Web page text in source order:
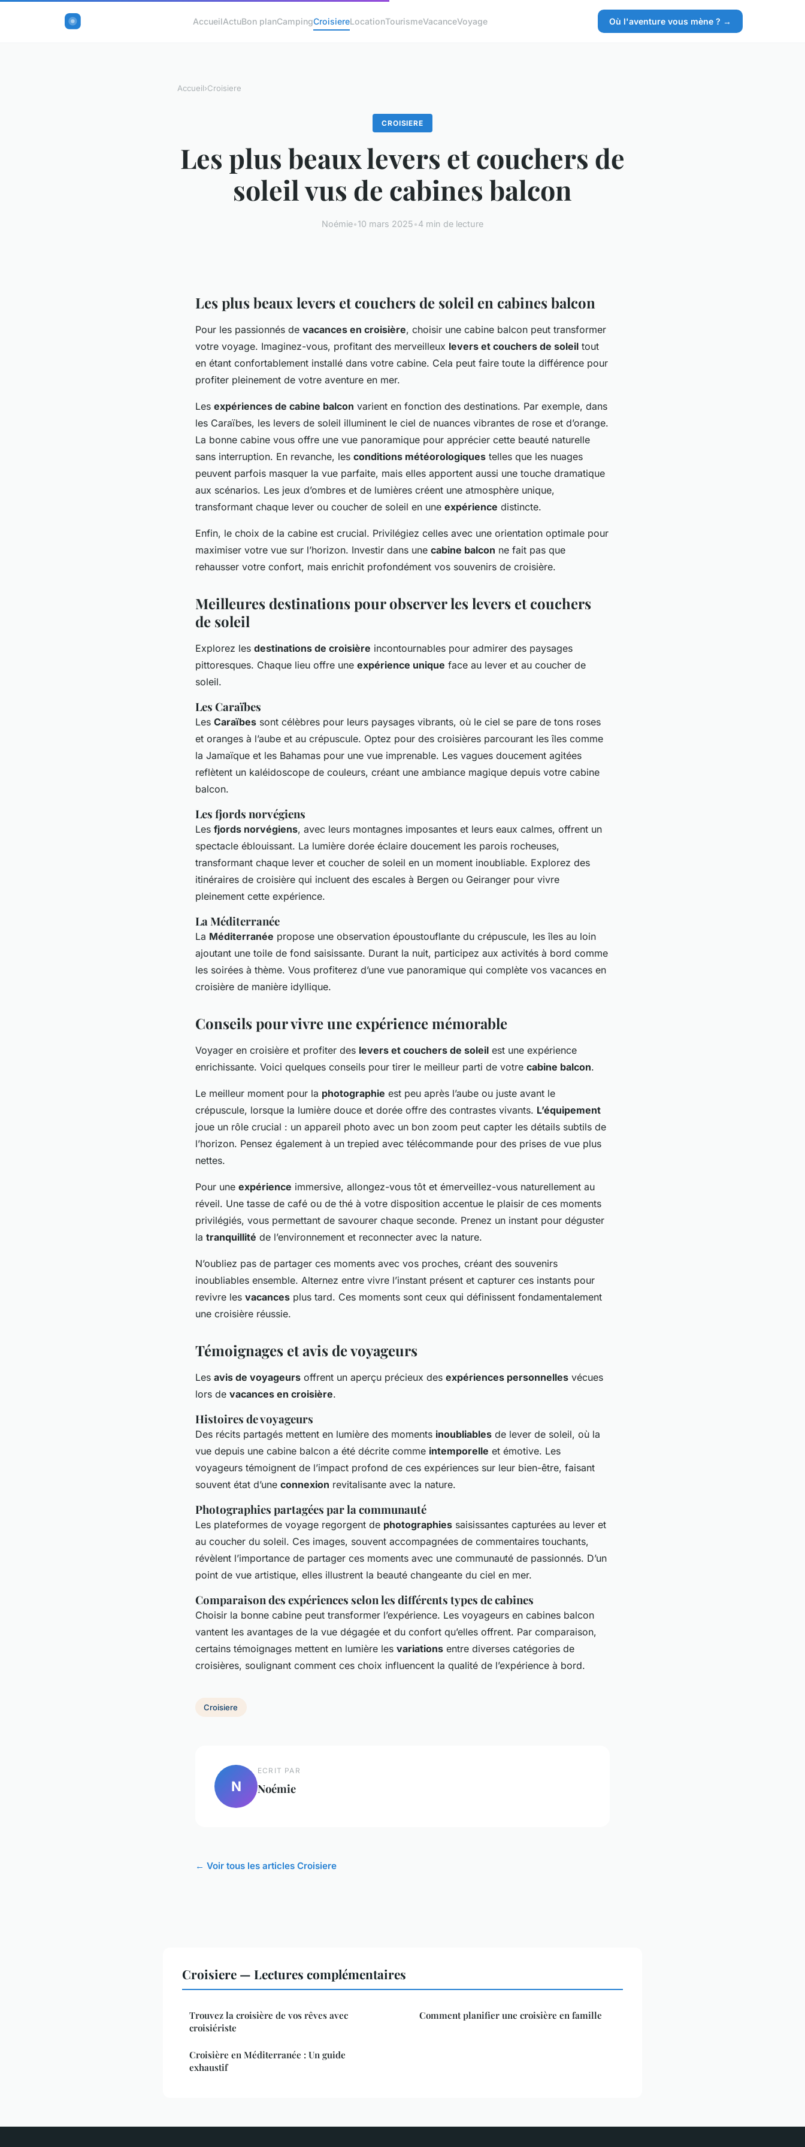
AccueilActuBon planCampingCroisiereLocationTourismeVacanceVoyage Où l'aventure vous mène ? →
Accueil›Croisiere
CROISIERE
Les plus beaux levers et couchers de
soleil vus de cabines balcon
Noémie•10 mars 2025•4 min de lecture
Les plus beaux levers et couchers de soleil en cabines balcon
Pour les passionnés de vacances en croisière, choisir une cabine balcon peut transformer
votre voyage. Imaginez-vous, profitant des merveilleux levers et couchers de soleil tout
en étant confortablement installé dans votre cabine. Cela peut faire toute la différence pour
profiter pleinement de votre aventure en mer.
Les expériences de cabine balcon varient en fonction des destinations. Par exemple, dans
les Caraïbes, les levers de soleil illuminent le ciel de nuances vibrantes de rose et d’orange.
La bonne cabine vous offre une vue panoramique pour apprécier cette beauté naturelle
sans interruption. En revanche, les conditions météorologiques telles que les nuages
peuvent parfois masquer la vue parfaite, mais elles apportent aussi une touche dramatique
aux scénarios. Les jeux d’ombres et de lumières créent une atmosphère unique,
transformant chaque lever ou coucher de soleil en une expérience distincte.
Enfin, le choix de la cabine est crucial. Privilégiez celles avec une orientation optimale pour
maximiser votre vue sur l’horizon. Investir dans une cabine balcon ne fait pas que
rehausser votre confort, mais enrichit profondément vos souvenirs de croisière.
Meilleures destinations pour observer les levers et couchers
de soleil
Explorez les destinations de croisière incontournables pour admirer des paysages
pittoresques. Chaque lieu offre une expérience unique face au lever et au coucher de
soleil.
Les Caraïbes
Les Caraïbes sont célèbres pour leurs paysages vibrants, où le ciel se pare de tons roses
et oranges à l’aube et au crépuscule. Optez pour des croisières parcourant les îles comme
la Jamaïque et les Bahamas pour une vue imprenable. Les vagues doucement agitées
reflètent un kaléidoscope de couleurs, créant une ambiance magique depuis votre cabine
balcon.
Les fjords norvégiens
Les fjords norvégiens, avec leurs montagnes imposantes et leurs eaux calmes, offrent un
spectacle éblouissant. La lumière dorée éclaire doucement les parois rocheuses,
transformant chaque lever et coucher de soleil en un moment inoubliable. Explorez des
itinéraires de croisière qui incluent des escales à Bergen ou Geiranger pour vivre
pleinement cette expérience.
La Méditerranée
La Méditerranée propose une observation époustouflante du crépuscule, les îles au loin
ajoutant une toile de fond saisissante. Durant la nuit, participez aux activités à bord comme
les soirées à thème. Vous profiterez d’une vue panoramique qui complète vos vacances en
croisière de manière idyllique.
Conseils pour vivre une expérience mémorable
Voyager en croisière et profiter des levers et couchers de soleil est une expérience
enrichissante. Voici quelques conseils pour tirer le meilleur parti de votre cabine balcon.
Le meilleur moment pour la photographie est peu après l’aube ou juste avant le
crépuscule, lorsque la lumière douce et dorée offre des contrastes vivants. L’équipement
joue un rôle crucial : un appareil photo avec un bon zoom peut capter les détails subtils de
l’horizon. Pensez également à un trepied avec télécommande pour des prises de vue plus
nettes.
Pour une expérience immersive, allongez-vous tôt et émerveillez-vous naturellement au
réveil. Une tasse de café ou de thé à votre disposition accentue le plaisir de ces moments
privilégiés, vous permettant de savourer chaque seconde. Prenez un instant pour déguster
la tranquillité de l’environnement et reconnecter avec la nature.
N’oubliez pas de partager ces moments avec vos proches, créant des souvenirs
inoubliables ensemble. Alternez entre vivre l’instant présent et capturer ces instants pour
revivre les vacances plus tard. Ces moments sont ceux qui définissent fondamentalement
une croisière réussie.
Témoignages et avis de voyageurs
Les avis de voyageurs offrent un aperçu précieux des expériences personnelles vécues
lors de vacances en croisière.
Histoires de voyageurs
Des récits partagés mettent en lumière des moments inoubliables de lever de soleil, où la
vue depuis une cabine balcon a été décrite comme intemporelle et émotive. Les
voyageurs témoignent de l’impact profond de ces expériences sur leur bien-être, faisant
souvent état d’une connexion revitalisante avec la nature.
Photographies partagées par la communauté
Les plateformes de voyage regorgent de photographies saisissantes capturées au lever et
au coucher du soleil. Ces images, souvent accompagnées de commentaires touchants,
révèlent l’importance de partager ces moments avec une communauté de passionnés. D’un
point de vue artistique, elles illustrent la beauté changeante du ciel en mer.
Comparaison des expériences selon les différents types de cabines
Choisir la bonne cabine peut transformer l’expérience. Les voyageurs en cabines balcon
vantent les avantages de la vue dégagée et du confort qu’elles offrent. Par comparaison,
certains témoignages mettent en lumière les variations entre diverses catégories de
croisières, soulignant comment ces choix influencent la qualité de l’expérience à bord.
Croisiere
N
ECRIT PAR
Noémie
← Voir tous les articles Croisiere
Croisiere — Lectures complémentaires
Trouvez la croisière de vos rêves avec
croisiériste
Croisière en Méditerranée : Un guide
exhaustif
Comment planifier une croisière en famille